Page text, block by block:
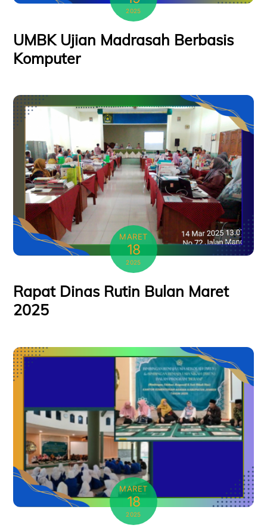
2025
UMBK Ujian Madrasah Berbasis
Komputer
MARET
18
2025
Rapat Dinas Rutin Bulan Maret
2025
MARET
18
2025